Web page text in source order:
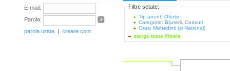
E-mail:
Parola:
parola uitata | creare cont
Filtre setate:
Tip anunt: Oferte
Categorie: Bijuterii, Ceasuri
Oras: Mehedinti (si National)
sterge toate filtrele